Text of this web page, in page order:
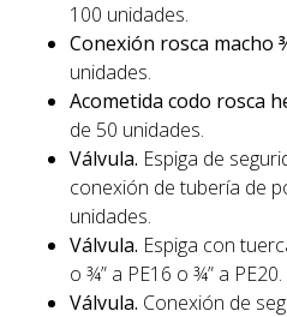
100 unidades.
Conexión rosca macho
unidades.
Acometida codo rosca
de 50 unidades.
Válvula. Espiga de
conexión de tubería de
unidades.
Válvula. Espiga con
o ¾” a PE16 o ¾” a
Válvula. Conexión de